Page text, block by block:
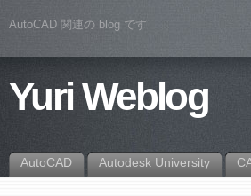
AutoCAD 関連の blog です
Yuri Weblog
AutoCAD Autodesk University